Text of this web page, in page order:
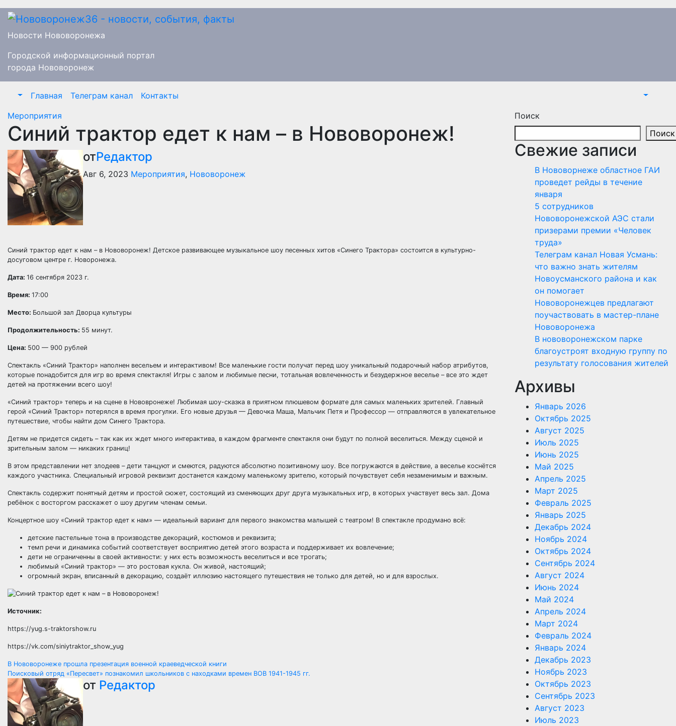
Перейти
содержимому
Новости Нововоронежа
Городской информационный портал
города Нововоронеж
Главная Телеграм канал
Контакты
Мероприятия
Синий трактор едет к нам – в Нововоронеж!
отРедактор
Авг 6, 2023 Мероприятия, Нововоронеж
Синий трактор едет к нам – в Нововоронеж! Детское развивающее музыкальное шоу песенных хитов «Синего Трактора» состоится в культурно-
досуговом центре г. Новоронежа.
Дата: 16 сентября 2023 г.
Время: 17:00
Место: Большой зал Дворца культуры
Продолжительность: 55 минут.
Цена: 500 — 900 рублей
Спектакль «Синий Трактор» наполнен весельем и интерактивом! Все маленькие гости получат перед шоу уникальный подарочный набор атрибутов,
которые понадобится для игр во время спектакля! Игры с залом и любимые песни, тотальная вовлеченность и безудержное веселье – все это ждет
детей на протяжении всего шоу!
«Синий трактор» теперь и на сцене в Нововронеже! Любимая шоу-сказка в приятном плюшевом формате для самых маленьких зрителей. Главный
герой «Синий Трактор» потерялся в время прогулки. Его новые друзья — Девочка Маша, Мальчик Петя и Профессор — отправляются в увлекательное
путешествие, чтобы найти дом Синего Трактора.
Детям не придется сидеть – так как их ждет много интерактива, в каждом фрагменте спектакля они будут по полной веселиться. Между сценой и
зрительным залом — никаких границ!
В этом представлении нет злодеев – дети танцуют и смеются, радуются абсолютно позитивному шоу. Все погружаются в действие, а веселье коснётся
каждого участника. Специальный игровой реквизит достанется каждому маленькому зрителю, который почувствует себя незаменимым и важным.
Спектакль содержит понятный детям и простой сюжет, состоящий из сменяющих друг друга музыкальных игр, в которых участвует весь зал. Дома
ребёнок с восторгом расскажет о шоу другим членам семьи.
Концертное шоу «Синий трактор едет к нам» — идеальный вариант для первого знакомства малышей с театром! В спектакле продумано всё:
детские пастельные тона в производстве декораций, костюмов и реквизита;
темп речи и динамика событий соответствует восприятию детей этого возраста и поддерживает их вовлечение;
дети не ограниченны в своей активности: у них есть возможность веселиться и все трогать;
любимый «Синий трактор» — это ростовая кукла. Он живой, настоящий;
огромный экран, вписанный в декорацию, создаёт иллюзию настоящего путешествия не только для детей, но и для взрослых.
Источник:
https://yug.s-traktorshow.ru
https://vk.com/siniytraktor_show_yug
Навигация
по
записям
В Нововоронеже прошла презентация военной краеведческой книги
Поисковый отряд «Пересвет» познакомил школьников с находками времен ВОВ 1941-1945 гг.
от Редактор
Поиск
Поиск
Свежие записи
В Нововорнеже областное ГАИ
проведет рейды в течение
января
5 сотрудников
Нововоронежской АЭС стали
призерами премии «Человек
труда»
Телеграм канал Новая Усмань:
что важно знать жителям
Новоусманского района и как
он помогает
Нововоронежцев предлагают
поучаствовать в мастер-плане
Нововоронежа
В нововоронежском парке
благоустроят входную группу по
результату голосования жителей
Архивы
Январь 2026
Октябрь 2025
Август 2025
Июль 2025
Июнь 2025
Май 2025
Апрель 2025
Март 2025
Февраль 2025
Январь 2025
Декабрь 2024
Ноябрь 2024
Октябрь 2024
Сентябрь 2024
Август 2024
Июнь 2024
Май 2024
Апрель 2024
Март 2024
Февраль 2024
Январь 2024
Декабрь 2023
Ноябрь 2023
Октябрь 2023
Сентябрь 2023
Август 2023
Июль 2023